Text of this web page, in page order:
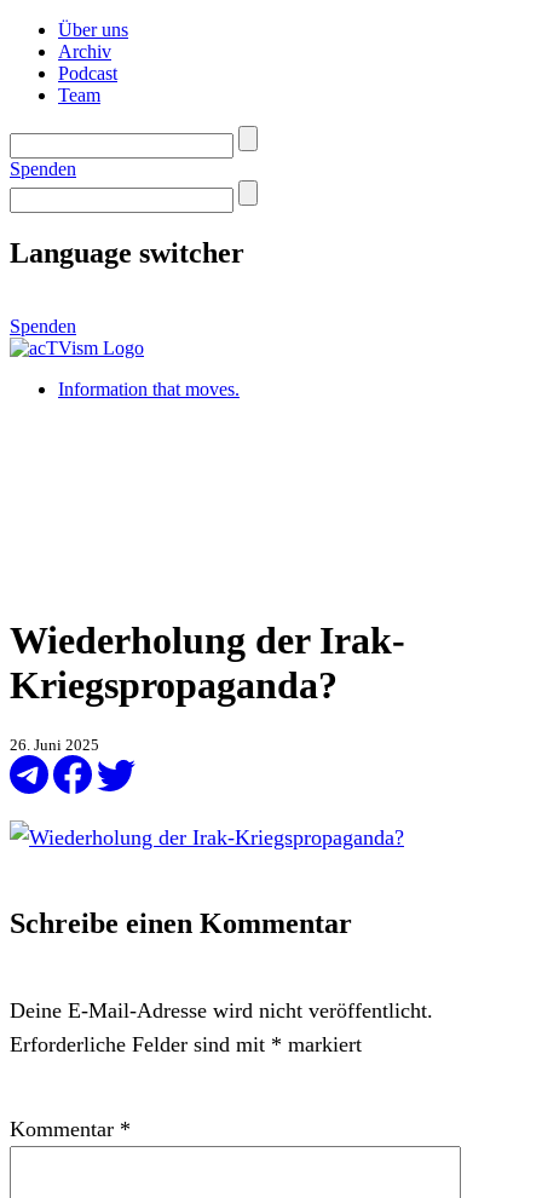
Über uns
Archiv
Podcast
Team
Spenden
Language switcher
Spenden
Information that moves.
Wiederholung der Irak-
Kriegspropaganda?
26. Juni 2025
Schreibe einen Kommentar
Deine E-Mail-Adresse wird nicht veröffentlicht.
Erforderliche Felder sind mit * markiert
Kommentar *